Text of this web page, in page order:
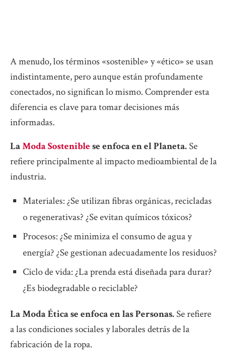
A menudo, los términos «sostenible» y «ético» se usan
indistintamente, pero aunque están profundamente
conectados, no significan lo mismo. Comprender esta
diferencia es clave para tomar decisiones más
informadas.
LaModa Sostenible se enfoca en el Planeta.Se
refiere principalmente al impacto medioambiental de la
industria.
Materiales: ¿Se utilizan fibras orgánicas, recicladas
o regenerativas? ¿Se evitan químicos tóxicos?
Procesos: ¿Se minimiza el consumo de agua y
energía? ¿Se gestionan adecuadamente los residuos?
Ciclo de vida: ¿La prenda está diseñada para durar?
¿Es biodegradable o reciclable?
La Moda Ética se enfoca en las Personas.Se refiere
a las condiciones sociales y laborales detrás de la
fabricación de la ropa.